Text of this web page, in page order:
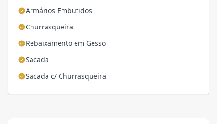
Armários Embutidos
Churrasqueira
Rebaixamento em Gesso
Sacada
Sacada c/ Churrasqueira